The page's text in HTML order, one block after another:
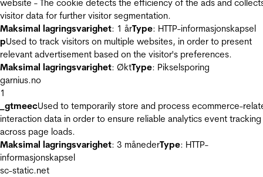
website - The cookie detects the efficiency of the ads and
visitor data for further visitor segmentation.
Maksimal lagringsvarighet: 1 årType: HTTP-informasjonskapsel
pUsed to track visitors on multiple websites, in order to present
relevant advertisement based on the visitor's preferences.
Maksimal lagringsvarighet: ØktType: Pikselsporing
garnius.no
1
_gtmeecUsed to temporarily store and process ecommerce-
interaction data in order to ensure reliable analytics event tracking
across page loads.
Maksimal lagringsvarighet: 3 månederType: HTTP-
informasjonskapsel
sc-static.net